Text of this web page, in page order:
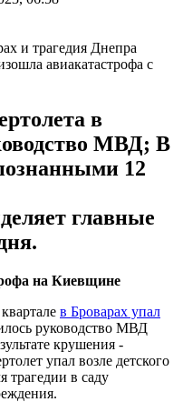
авиакатастрофа с
в
МВД; В
12
главные
на Киевщине
в Броварах упал
руководство МВД
крушения -
упал возле детского
трагедии в саду